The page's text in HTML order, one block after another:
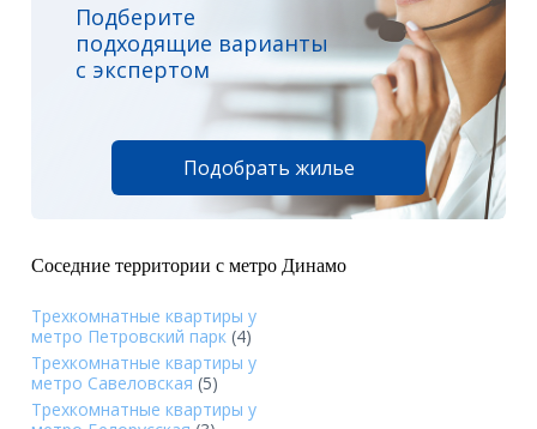
Подберите
подходящие варианты
с экспертом
Подобрать жилье
Соседние территории с метро Динамо
Трехкомнатные квартиры у
метро Петровский парк (4)
Трехкомнатные квартиры у
метро Савеловская (5)
Трехкомнатные квартиры у